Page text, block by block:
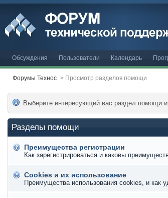
Обсуждения Пользователи Календарь
Форумы Технос > Просмотр разделов помощи
Выберите интересующий вас раздел помощи
Разделы помощи
Преимущества регистрации
Как зарегистрироваться и каковы
Cookies и их использование
Преимущества использования cookies, и как